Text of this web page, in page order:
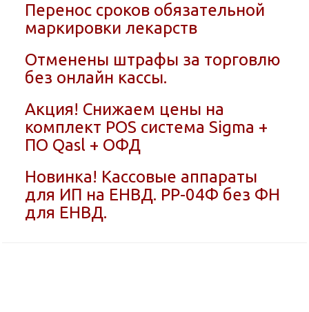
Перенос сроков обязательной
маркировки лекарств
Отменены штрафы за торговлю
без онлайн кассы.
Акция! Снижаем цены на
комплект POS система Sigma +
ПО Qasl + ОФД
Новинка! Кассовые аппараты
для ИП на ЕНВД. РР-04Ф без ФН
для ЕНВД.